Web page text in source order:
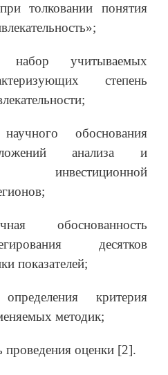
толковании понятия
учитываемых
степень
обоснования
анализа и
инвестиционной
обоснованность
десятков
показателей;
критерия
методик;
проведения оценки [2].